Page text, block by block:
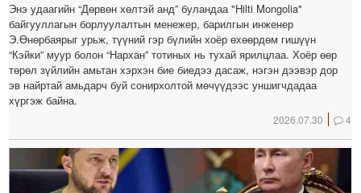
Энэ удаагийн “Дөрвөн хөлтэй анд” буландаа "Hilti Mongolia"
байгууллагын борлуулалтын менежер, барилгын инженер
Э.Өнөрбаярыг урьж, түүний гэр бүлийн хоёр өхөөрдөм гишүүн
“Кэйки” муур болон “Нархан” тотиных нь тухай ярилцлаа. Хоёр өөр
төрөл зүйлийн амьтан хэрхэн бие биедээ дасаж, нэгэн дээвэр дор
эв найртай амьдарч буй сонирхолтой мөчүүдээс уншигчдадаа
хүргэж байна.
2026.07.30 4